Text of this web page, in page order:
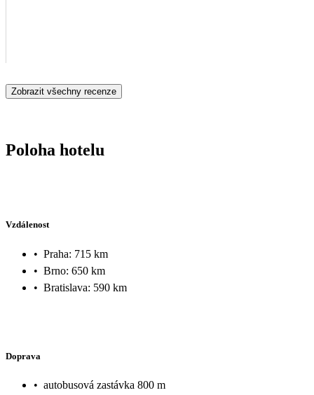
Zobrazit všechny recenze
Poloha hotelu
Vzdálenost
• Praha: 715 km
• Brno: 650 km
• Bratislava: 590 km
Doprava
• autobusová zastávka 800 m